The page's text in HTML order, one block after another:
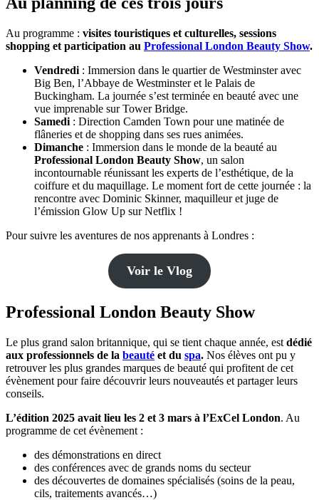
Au programme : visites touristiques et culturelles, sessions
shopping et participation au Professional London Beauty Show.
Vendredi : Immersion dans le quartier de Westminster avec
Big Ben, l’Abbaye de Westminster et le Palais de
Buckingham. La journée s’est terminée en beauté avec une
vue imprenable sur Tower Bridge.
Samedi : Direction Camden Town pour une matinée de
flâneries et de shopping dans ses rues animées.
Dimanche : Immersion dans le monde de la beauté au
Professional London Beauty Show, un salon
incontournable réunissant les experts de l’esthétique, de la
coiffure et du maquillage. Le moment fort de cette journée : la
rencontre avec Dominic Skinner, maquilleur et juge de
l’émission Glow Up sur Netflix !
Pour suivre les aventures de nos apprenants à Londres :
Voir le Vlog
Professional London Beauty Show
Le plus grand salon britannique, qui se tient chaque année, est dédié
aux professionnels de la beauté et du spa. Nos élèves ont pu y
retrouver les plus grandes marques de beauté qui profitent de cet
évènement pour faire découvrir leurs nouveautés et partager leurs
conseils.
L’édition 2025 avait lieu les 2 et 3 mars à l’ExCel London. Au
programme de cet évènement :
des démonstrations en direct
des conférences avec de grands noms du secteur
des découvertes de domaines spécialisés (soins de la peau,
cils, traitements avancés…)